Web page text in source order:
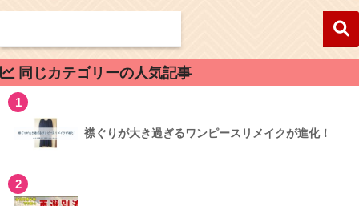
同じカテゴリーの人気記事
1
襟ぐりが大き過ぎるワンピースリメイクが進化！
2